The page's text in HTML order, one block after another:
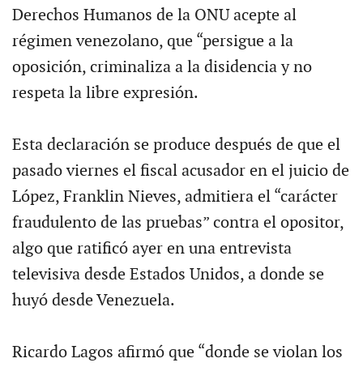
Derechos Humanos de la ONU acepte al
régimen venezolano, que “persigue a la
oposición, criminaliza a la disidencia y no
respeta la libre expresión.
Esta declaración se produce después de que el
pasado viernes el fiscal acusador en el juicio de
López, Franklin Nieves, admitiera el “carácter
fraudulento de las pruebas” contra el opositor,
algo que ratificó ayer en una entrevista
televisiva desde Estados Unidos, a donde se
huyó desde Venezuela.
Ricardo Lagos afirmó que “donde se violan los